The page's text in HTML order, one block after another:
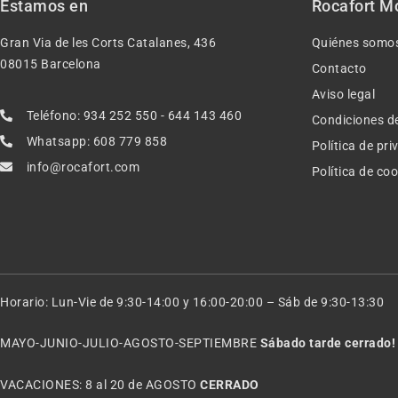
Estamos en
Gran Via de les Corts Catalanes, 436
08015 Barcelona
Teléfono: 934 252 550 - 644 143 460
Whatsapp: 608 779 858
info@rocafort.com
Rocafort
Quiénes
Contacto
Aviso legal
Condiciones
Política de
Política de
Horario: Lun-Vie de 9:30-14:00 y 16:00-20:00 – Sáb de 9:30-13:30
MAYO-JUNIO-JULIO-AGOSTO-SEPTIEMBRE Sábado tarde cerrado!
VACACIONES: 8 al 20 de AGOSTO CERRADO